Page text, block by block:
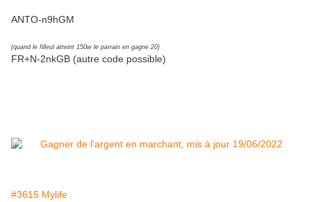
ANTO-n9hGM
(quand le filleul atteint 150w le parrain en gagne 20)
FR+N-2nkGB (autre code possible)
#3615 Mylife